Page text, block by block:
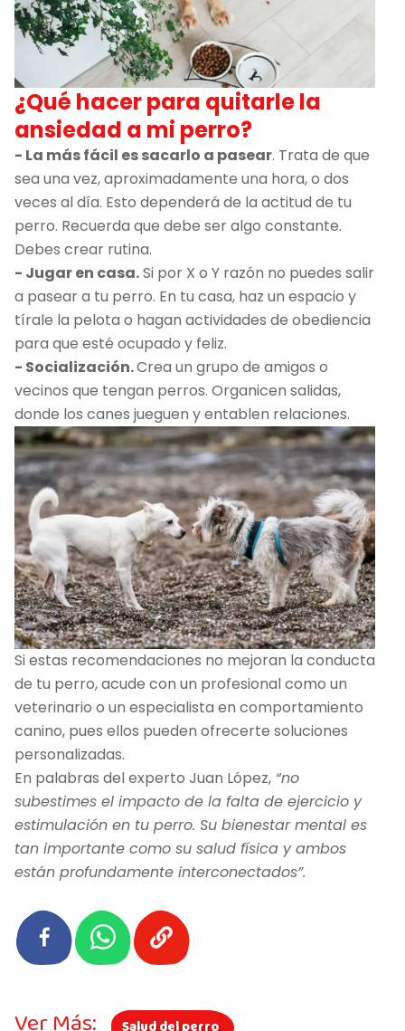
¿Qué hacer para quitarle la
ansiedad a mi perro?
- La más fácil es sacarlo a pasear. Trata de que
sea una vez, aproximadamente una hora, o dos
veces al día. Esto dependerá de la actitud de tu
perro. Recuerda que debe ser algo constante.
Debes crear rutina.
- Jugar en casa.Si por X o Y razón no puedes salir
a pasear a tu perro. En tu casa, haz un espacio y
tírale la pelota o hagan actividades de obediencia
para que esté ocupado y feliz.
- Socialización.Crea un grupo de amigos o
vecinos que tengan perros. Organicen salidas,
donde los canes jueguen y entablen relaciones.
Si estas recomendaciones no mejoran la conducta
de tu perro, acude con un profesional como un
veterinario o un especialista en comportamiento
canino, pues ellos pueden ofrecerte soluciones
personalizadas.
En palabras del experto Juan López, “no
subestimes el impacto de la falta de ejercicio y
estimulación en tu perro. Su bienestar mental es
tan importante como su salud física y ambos
están profundamente interconectados”.